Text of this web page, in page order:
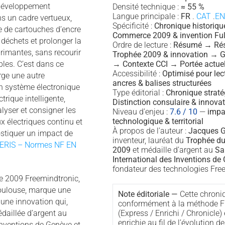
un cadre vertueux,
cartouches d’encre
et prolonger la
sans recourir
C’est dans ce
une autre
système électronique
intelligente,
et consigner les
électriques continu et
un impact de
– Normes NF EN
2009 Freemindtronic,
marque une
innovation qui,
d’argent au
Densité technique : ≈ 55 %
Langue principale : FR . CAT .EN
Spécificité : Chronique
Commerce 2009 & invention
Ordre de lecture : Résumé →
Trophée 2009 & innovation →
→ Contexte CCI → Portée
Accessibilité : Optimisé pour
ancres & balises structurées
Type éditorial : Chronique
Distinction consulaire &
Niveau d’enjeu : 7.6 / 10 —
technologique & territorial
À propos de l’auteur : Jacques
inventeur, lauréat du Trophée
2009 et médaille d’argent au
International des Inventions de
fondateur des technologies
Note éditoriale — Cette
conformément à la méthode
(Express / Enrichi / Chronicle)
enrichie au fil de l’évolution